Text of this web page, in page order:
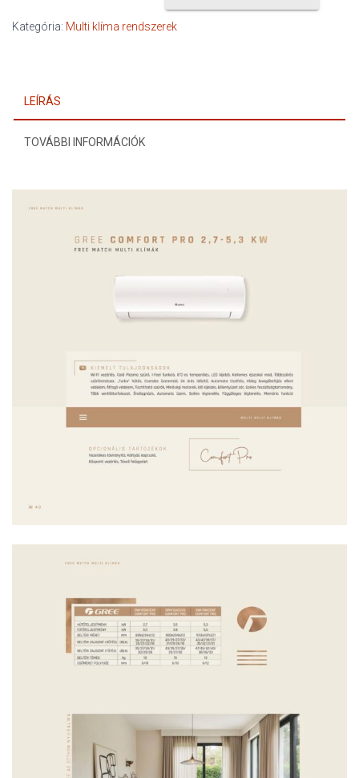
2,7
Kategória: Multi klíma rendszerek
LEÍRÁS
TOVÁBBI INFORMÁCIÓK